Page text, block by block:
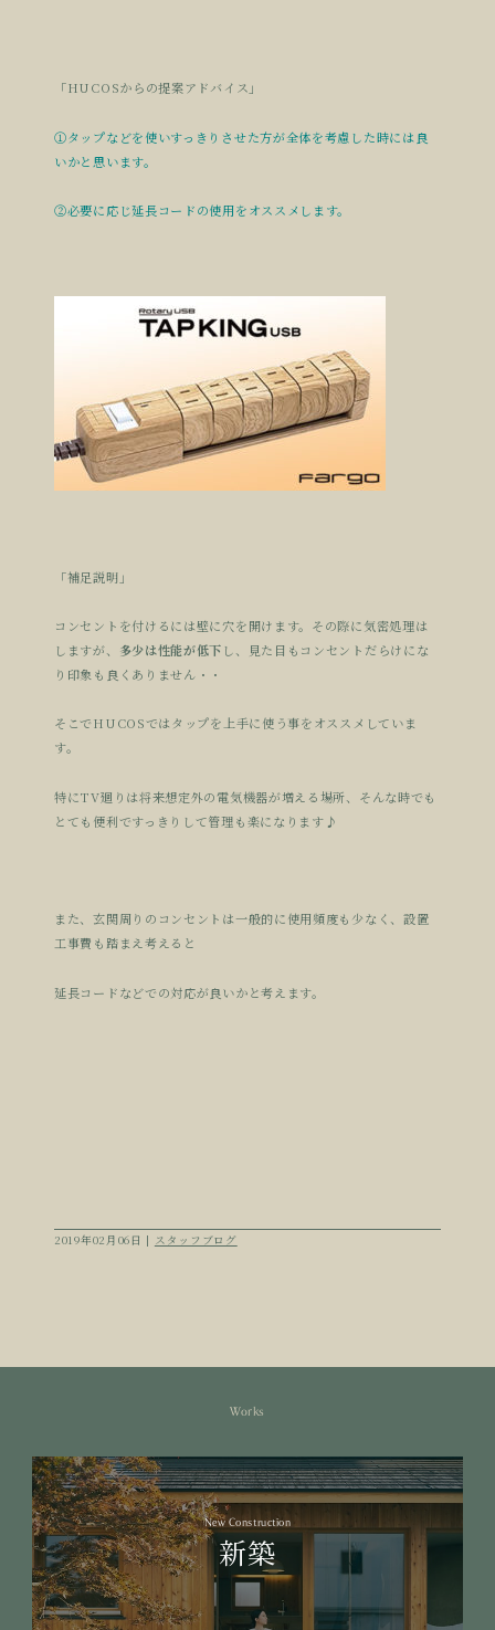
「HUCOSからの提案アドバイス」
①タップなどを使いすっきりさせた方が全体を考慮した時には良
いかと思います。
②必要に応じ延長コードの使用をオススメします。
「補足説明」
コンセントを付けるには壁に穴を開けます。その際に気密処理は
しますが、 多少は性能が低下し、見た目もコンセントだらけにな
り印象も良くありません・・
そこでHUCOSではタップを上手に使う事をオススメしていま
す。
特にTV廻りは将来想定外の電気機器が増える場所、そんな時でも
とても便利ですっきりして管理も楽になります♪
また、玄関周りのコンセントは一般的に使用頻度も少なく、設置
工事費も踏まえ考えると
延長コードなどでの対応が良いかと考えます。
2019年02月06日 | スタッフブログ
Works
New Construction
新築